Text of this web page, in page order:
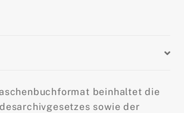
beinhaltet die
sowie der